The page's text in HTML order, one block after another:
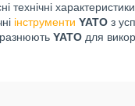
технічні
інструменти YATO з
YATO для